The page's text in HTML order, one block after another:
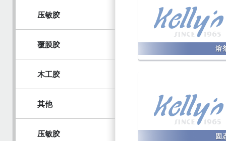
压敏胶
覆膜胶
木工胶
其他
压敏胶
溶
固